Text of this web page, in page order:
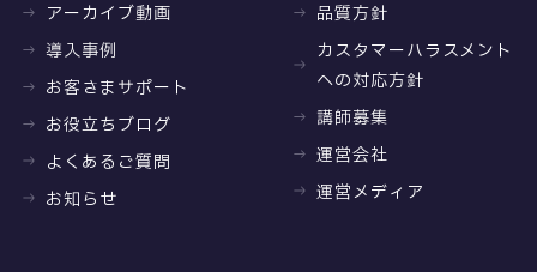
アーカイブ動画
導入事例
お客さまサポート
お役立ちブログ
よくあるご質問
お知らせ
品質方針
カスタマーハラスメント
への対応方針
講師募集
運営会社
運営メディア